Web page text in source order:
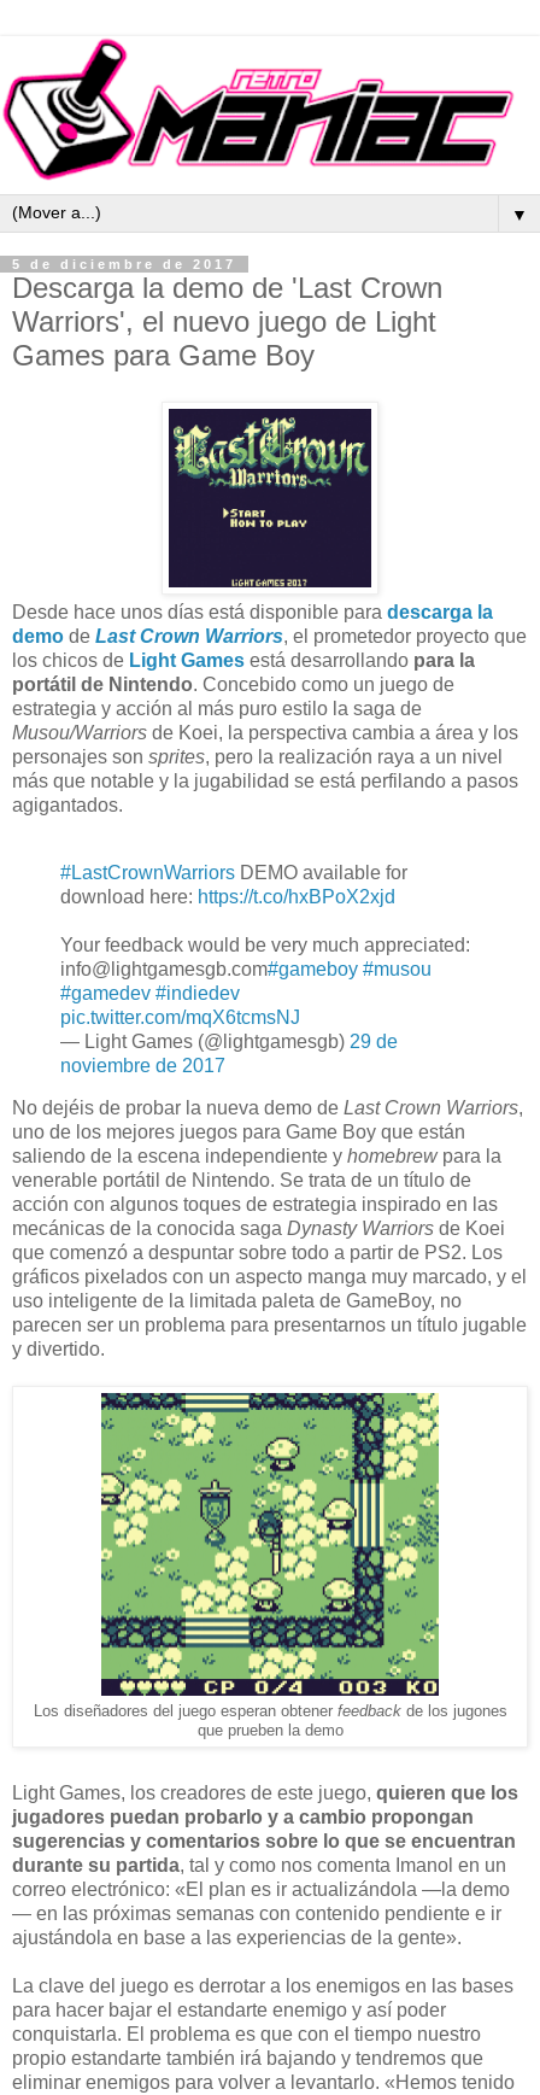
▼
5 de diciembre de 2017
Descarga la demo de 'Last Crown
Warriors', el nuevo juego de Light
Games para Game Boy
Desde hace unos días está disponible para descarga la
demo de Last Crown Warriors, el prometedor proyecto que
los chicos de Light Games está desarrollando para la
portátil de Nintendo. Concebido como un juego de
estrategia y acción al más puro estilo la saga de
Musou/Warriors de Koei, la perspectiva cambia a área y los
personajes son sprites, pero la realización raya a un nivel
más que notable y la jugabilidad se está perfilando a pasos
agigantados.
#LastCrownWarriors DEMO available for
download here: https://t.co/hxBPoX2xjd
Your feedback would be very much appreciated:
info@lightgamesgb.com#gameboy #musou
#gamedev #indiedev
pic.twitter.com/mqX6tcmsNJ
— Light Games (@lightgamesgb) 29 de
noviembre de 2017
No dejéis de probar la nueva demo de Last Crown Warriors,
uno de los mejores juegos para Game Boy que están
saliendo de la escena independiente y homebrew para la
venerable portátil de Nintendo. Se trata de un título de
acción con algunos toques de estrategia inspirado en las
mecánicas de la conocida saga Dynasty Warriors de Koei
que comenzó a despuntar sobre todo a partir de PS2. Los
gráficos pixelados con un aspecto manga muy marcado, y el
uso inteligente de la limitada paleta de GameBoy, no
parecen ser un problema para presentarnos un título jugable
y divertido.
Los diseñadores del juego esperan obtener feedback de los jugones
que prueben la demo
Light Games, los creadores de este juego, quieren que los
jugadores puedan probarlo y a cambio propongan
sugerencias y comentarios sobre lo que se encuentran
durante su partida, tal y como nos comenta Imanol en un
correo electrónico: «El plan es ir actualizándola —la demo
— en las próximas semanas con contenido pendiente e ir
ajustándola en base a las experiencias de la gente».
La clave del juego es derrotar a los enemigos en las bases
para hacer bajar el estandarte enemigo y así poder
conquistarla. El problema es que con el tiempo nuestro
propio estandarte también irá bajando y tendremos que
eliminar enemigos para volver a levantarlo. «Hemos tenido